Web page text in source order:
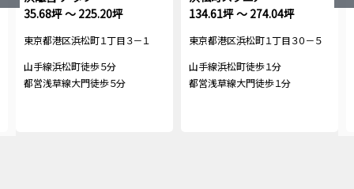
35.68坪 ～ 225.20坪
東京都港区浜松町１丁目３－１
山手線浜松町徒歩５分
都営浅草線大門徒歩５分
134.61坪 ～ 274.04坪
東京都港区浜松町１丁目３０－５
山手線浜松町徒歩１分
都営浅草線大門徒歩１分